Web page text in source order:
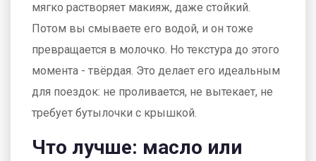
мягко растворяет макияж, даже стойкий.
Потом вы смываете его водой, и он тоже
превращается в молочко. Но текстура до этого
момента - твёрдая. Это делает его идеальным
для поездок: не проливается, не вытекает, не
требует бутылочки с крышкой.
Что лучше: масло или